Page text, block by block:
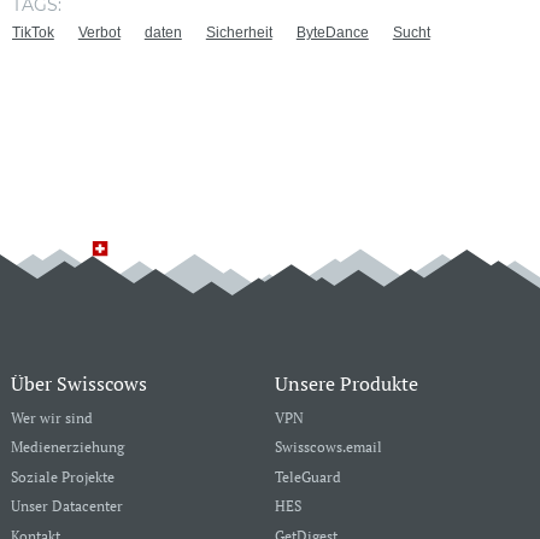
TAGS:
TikTok Verbot daten Sicherheit ByteDance Sucht
Über Swisscows
Wer wir sind
Medienerziehung
Soziale Projekte
Unser Datacenter
Unsere Produkte
VPN
Swisscows.email
TeleGuard
HES